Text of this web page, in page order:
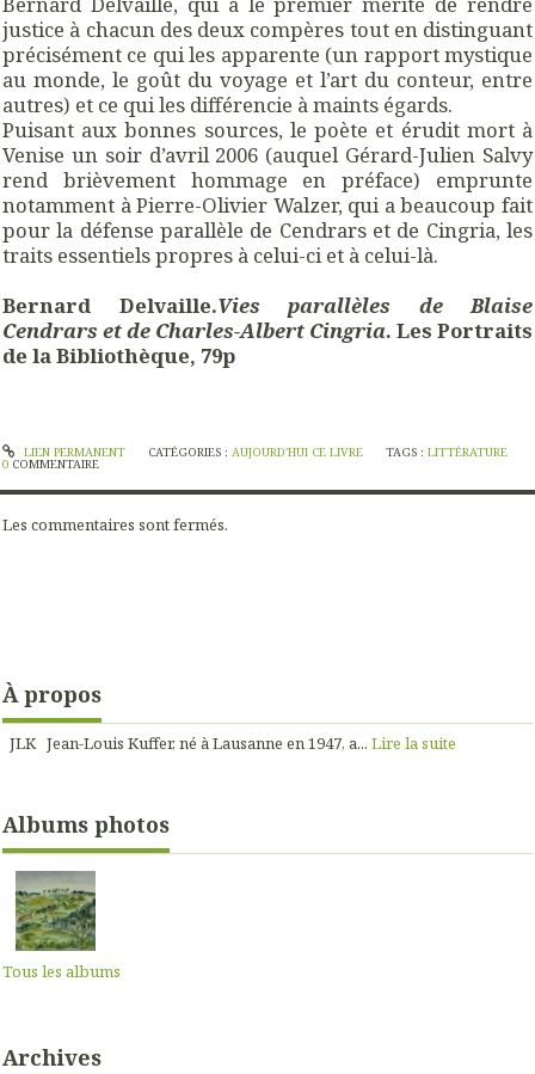
justice à chacun des deux compères tout en distinguant
précisément ce qui les apparente (un rapport mystique
au monde, le goût du voyage et l’art du conteur, entre
autres) et ce qui les différencie à maints égards.
Puisant aux bonnes sources, le poète et érudit mort à
Venise un soir d’avril 2006 (auquel Gérard-Julien Salvy
rend brièvement hommage en préface) emprunte
notamment à Pierre-Olivier Walzer, qui a beaucoup fait
pour la défense parallèle de Cendrars et de Cingria, les
traits essentiels propres à celui-ci et à celui-là.
Bernard Delvaille.Vies parallèles de Blaise
Cendrars et de Charles-Albert Cingria. Les Portraits
de la Bibliothèque, 79p
LIEN PERMANENT CATÉGORIES : AUJOURD'HUI CE LIVRE TAGS :LITTÉRATURE
0 COMMENTAIRE
Les commentaires sont fermés.
À propos
JLK Jean-Louis Kuffer, né à Lausanne en 1947, a... Lire la suite
Albums photos
Tous les albums
Archives